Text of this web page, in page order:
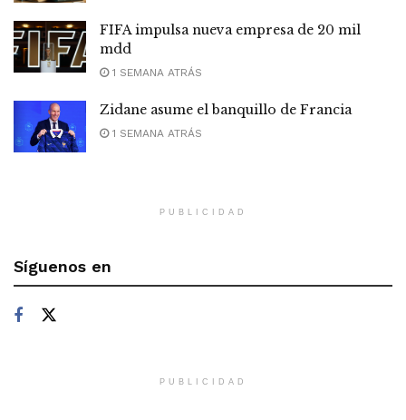
FIFA impulsa nueva empresa de 20 mil
mdd
1 SEMANA ATRÁS
Zidane asume el banquillo de Francia
1 SEMANA ATRÁS
PUBLICIDAD
Síguenos en
PUBLICIDAD